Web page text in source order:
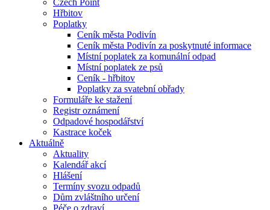
Czech Point
Hřbitov
Poplatky
Ceník města Podivín
Ceník města Podivín za poskytnuté informace
Místní poplatek za komunální odpad
Místní poplatek ze psů
Ceník - hřbitov
Poplatky za svatební obřady
Formuláře ke stažení
Registr oznámení
Odpadové hospodářství
Kastrace koček
Aktuálně
Aktuality
Kalendář akcí
Hlášení
Termíny svozu odpadů
Dům zvláštního určení
Péče o zdraví